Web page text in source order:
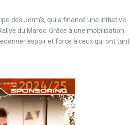
des Jerm's, qui a financé une initiative
du Maroc. Grâce à une mobilisation
espoir et force à ceux qui ont tant